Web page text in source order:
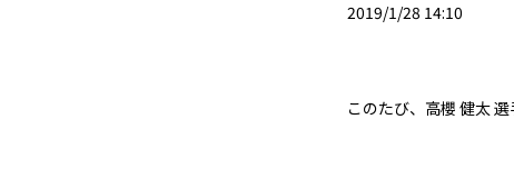
2019/1/28 14:10
このたび、高櫻 健太